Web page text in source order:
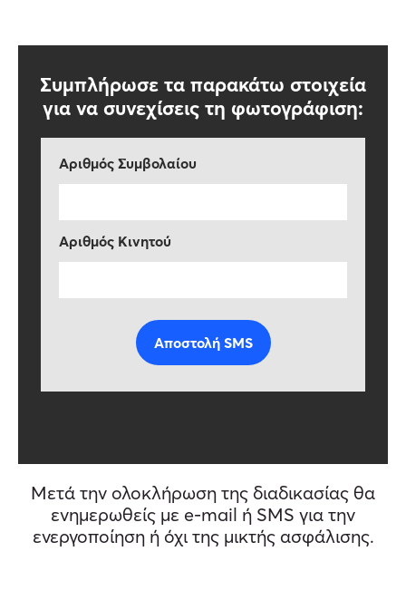
Συμπλήρωσε τα παρακάτω στοιχεία
για να συνεχίσεις τη φωτογράφιση:
Αριθμός Συμβολαίου
Αριθμός Κινητού
Αποστολή SMS
Μετά την ολοκλήρωση της διαδικασίας θα
ενημερωθείς με e-mail ή SMS για την
ενεργοποίηση ή όχι της μικτής ασφάλισης.